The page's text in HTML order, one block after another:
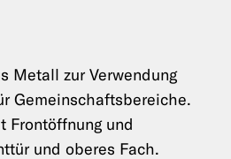
Metall zur Verwendung
Gemeinschaftsbereiche.
Frontöffnung und
und oberes Fach.